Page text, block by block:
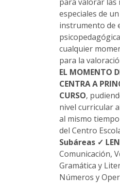
especiales de
instrumento de
cualquier
para la
EL MOMENTO
CENTRA A
CURSO,
nivel curricular
al mismo
del Centro
Subáreas ✓
Comunicación,
Gramática y
Números y